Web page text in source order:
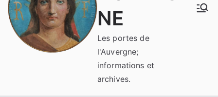
NE
Les portes de
l'Auvergne;
informations et
archives.